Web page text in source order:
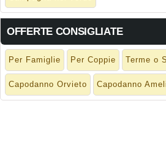
OFFERTE CONSIGLIATE
Per Famiglie Per Coppie Terme o
Capodanno Orvieto Capodanno